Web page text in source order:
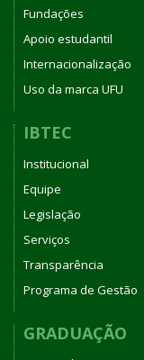
Fundações
Apoio estudantil
Internacionalização
Uso da marca UFU
IBTEC
Institucional
Equipe
Legislação
Serviços
Transparência
Programa de Gestão
GRADUAÇÃO